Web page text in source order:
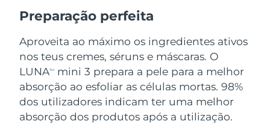
Preparação perfeita
Aproveita ao máximo os ingredientes ativos
nos teus cremes, séruns e máscaras. O
LUNATM
mini 3 prepara a pele para a melhor
absorção ao esfoliar as células mortas. 98%
dos utilizadores indicam ter uma melhor
absorção dos produtos após a utilização.
Vietnã Entrega prevista 17/08/2026